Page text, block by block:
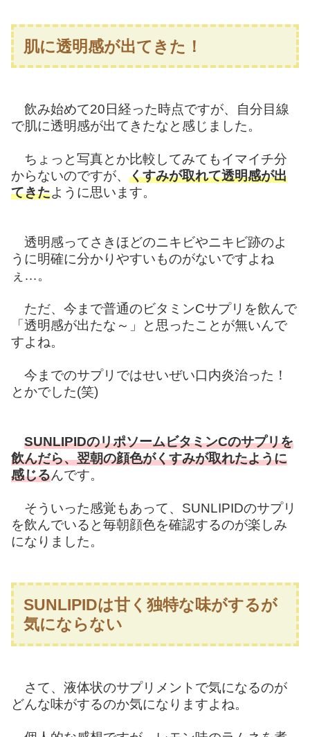
肌に透明感が出てきた！
飲み始めて20日経った時点ですが、自分目線
で肌に透明感が出てきたなと感じました。
ちょっと写真とか比較してみてもイマイチ分
からないのですが、 くすみが取れて透明感が出
てきたように思います。
透明感ってさきほどのニキビやニキビ跡のよ
うに明確に分かりやすいものがないですよね
ぇ…。
ただ、今まで普通のビタミンCサプリを飲んで
「透明感が出たな～」と思ったことが無いんで
すよね。
今までのサプリではせいぜい口内炎治った！
とかでした(笑)
SUNLIPIDのリポソームビタミンCのサプリを
飲んだら、翌朝の顔色がくすみが取れたように
感じるんです。
そういった感覚もあって、SUNLIPIDのサプリ
を飲んでいると毎朝顔色を確認するのが楽しみ
になりました。
SUNLIPIDは甘く独特な味がするが
気にならない
さて、液体状のサプリメントで気になるのが
どんな味がするのか気になりますよね。